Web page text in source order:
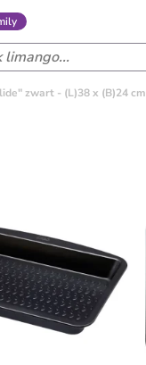
zwart - (L)38 x (B)24 cm